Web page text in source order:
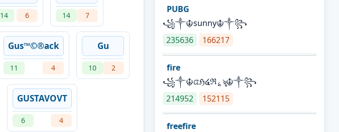
14 6 14 7
Gus™©®ack
11 4
Gu
10 2
GUSTAVOㅤVT
6 4
PUBG
꧁༒☬sunny☬༒꧂
235636
166217
fire
꧁༒☬ᤂℌ໔ℜ؏ৡ☬༒꧂
214952
152115
freefire